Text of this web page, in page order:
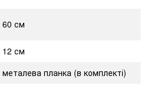
60 см
12 см
металева планка (в комплекті)